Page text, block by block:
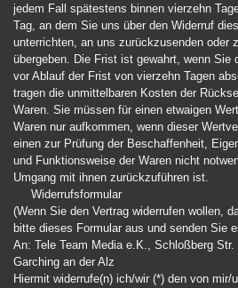
jedem Fall spätestens binnen vierzehn
Tag, an dem Sie uns über den Widerruf
unterrichten, an uns zurückzusenden oder
übergeben. Die Frist ist gewahrt, wenn Sie
vor Ablauf der Frist von vierzehn Tagen
tragen die unmittelbaren Kosten der
Waren. Sie müssen für einen etwaigen
Waren nur aufkommen, wenn dieser
einen zur Prüfung der Beschaffenheit,
und Funktionsweise der Waren nicht
Umgang mit ihnen zurückzuführen ist.
Widerrufsformular
(Wenn Sie den Vertrag widerrufen wollen,
bitte dieses Formular aus und senden Sie
An: Tele Team Media e.K., Schloßberg Str.
Garching an der Alz
Hiermit widerrufe(n) ich/wir (*) den von mir/